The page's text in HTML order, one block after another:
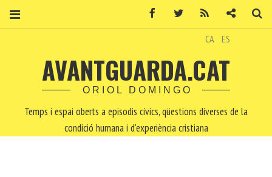
CA ES
AVANTGUARDA.CAT
ORIOL DOMINGO
Temps i espai oberts a episodis cívics, qüestions diverses de la
condició humana i d'experiència cristiana
Facebook Twitter Contacte